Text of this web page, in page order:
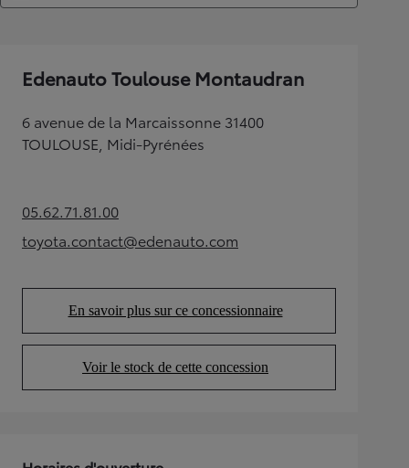
Edenauto Toulouse Montaudran
6 avenue de la Marcaissonne 31400
TOULOUSE, Midi-Pyrénées
05.62.71.81.00(Opens in new tab)
toyota.contact@edenauto.com
(Opens in new tab)
En savoir plus sur ce concessionnaire
(Opens in new tab)
Voir le stock de cette concession
(Opens in new tab)